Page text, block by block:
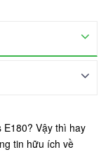
E180? Vậy thì hay
tin hữu ích về